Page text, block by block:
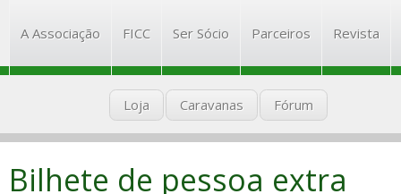
CDP
Associação Caravanismo de Portugal
A Associação FICC Ser Sócio Parceiros Revista
Loja Caravanas Fórum
Bilhete de pessoa extra